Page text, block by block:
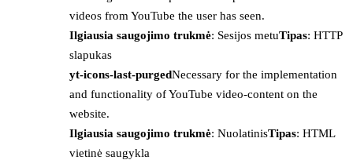
videos from YouTube the user has seen.
Ilgiausia saugojimo trukmė: Sesijos metuTipas: HTTP
slapukas
yt-icons-last-purgedNecessary for the implementation
and functionality of YouTube video-content on the
website.
Ilgiausia saugojimo trukmė: NuolatinisTipas: HTML
vietinė saugykla